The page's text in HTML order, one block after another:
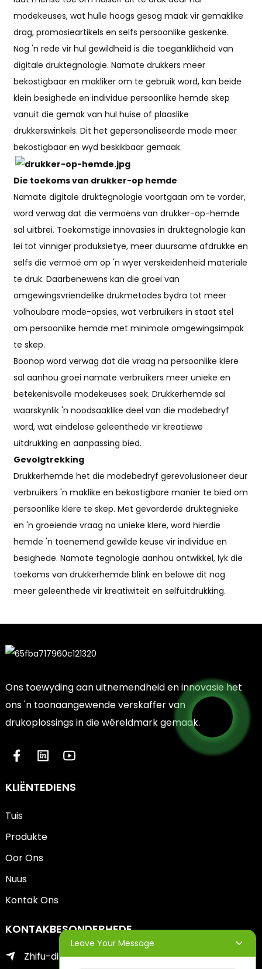
modekeuses, wat hulle hoogs gesog maak vir gemaklike
drag, promosieartikels en selfs persoonlike geskenke.
Nog 'n rede vir hul gewildheid is die toeganklikheid van
digitale druktegnologie. Namate drukkers meer
bekostigbaar en makliker om te gebruik word, kan beide
klein besighede en individue persoonlike hemde skep
vanuit die gemak van hul huise of plaaslike
drukkerswinkels. Dit het gepersonaliseerde mode meer
bekostigbaar en wyd beskikbaar gemaak.
Die toekoms van drukker-op hemde
Namate digitale druktegnologie voortgaan om te vorder,
word verwag dat die vermoëns van drukker-op-hemde
sal uitbrei. Toekomstige innovasies in druktegnologie kan
lei tot vinniger produksietye, meer duursame afdrukke en
selfs die vermoë om op 'n wyer verskeidenheid materiale
te druk. Daarbenewens kan die groei van
omgewingsvriendelike drukmetodes bydra tot meer
volhoubare mode-opsies, wat verbruikers in staat stel
om persoonlike hemde met minimale omgewingsimpak
te skep.
Boonop word verwag dat die vraag na persoonlike klere
sal aanhou groei namate verbruikers meer unieke en
betekenisvolle modekeuses soek. Drukkerhemde sal
waarskynlik 'n noodsaaklike deel van die modebedryf
word, wat eindelose geleenthede vir kreatiewe
uitdrukking en aanpassing bied.
Gevolgtrekking
Drukkerhemde het die modebedryf gerevolusioneer deur
verbruikers 'n maklike en bekostigbare manier te bied om
persoonlike klere te skep. Met gevorderde druktegnieke
en 'n groeiende vraag na unieke klere, word hierdie
hemde 'n toenemend gewilde keuse vir individue en
besighede. Namate tegnologie aanhou ontwikkel, lyk die
toekoms van drukkerhemde blink en belowe dit nog
meer geleenthede vir kreatiwiteit en selfuitdrukking.
Ons toewyding aan uitnemendheid en innovasie het
ons 'n toonaangewende verskaffer van
drukoplossings in die wêreldmark gemaak.
KLIËNTEDIENS
Tuis
Produkte
Oor Ons
Nuus
Kontak Ons
KONTAKBESONDERHEDE
Zhifu-distrik van Yantai City
Leave Your Message